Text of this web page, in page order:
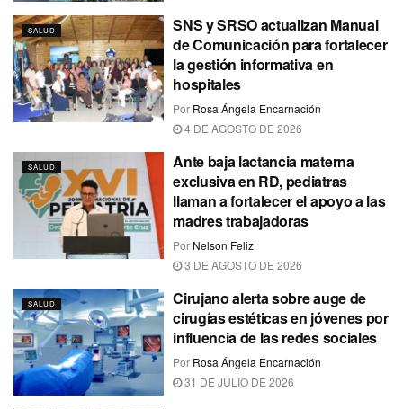
SALUD
SNS y SRSO actualizan Manual
de Comunicación para fortalecer
la gestión informativa en
hospitales
Por Rosa Ángela Encarnación
4 DE AGOSTO DE 2026
SALUD
Ante baja lactancia materna
exclusiva en RD, pediatras
llaman a fortalecer el apoyo a las
madres trabajadoras
Por Nelson Feliz
3 DE AGOSTO DE 2026
SALUD
Cirujano alerta sobre auge de
cirugías estéticas en jóvenes por
influencia de las redes sociales
Por Rosa Ángela Encarnación
31 DE JULIO DE 2026